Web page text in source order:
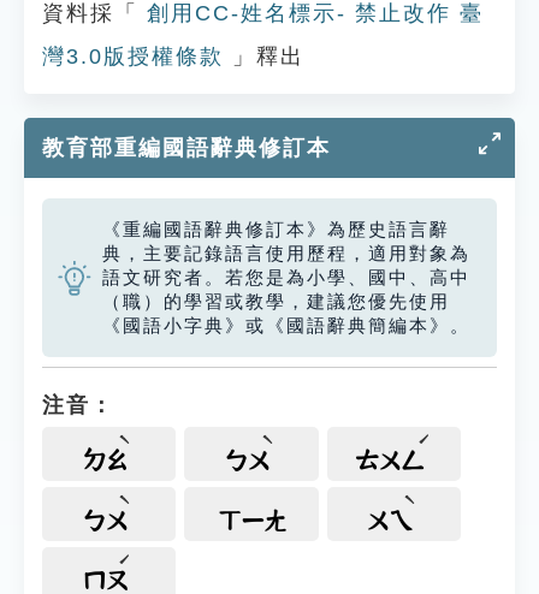
資料採「
創用CC-姓名標示- 禁止改作 臺
灣3.0版授權條款
」釋出
教育部重編國語辭典修訂本
《重編國語辭典修訂本》為歷史語言辭
典，主要記錄語言使用歷程，適用對象為
語文研究者。若您是為小學、國中、高中
（職）的學習或教學，建議您優先使用
《國語小字典》或《國語辭典簡編本》。
注音：
ㄉㄠ ㄅㄨ ㄊㄨㄥ
ㄅㄨ ㄒㄧㄤ ㄨㄟ
ㄇㄡ